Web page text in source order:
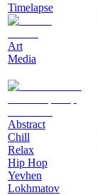
Timelapse
Art
Media
Abstract
Chill
Relax
Hip Hop
Yevhen
Lokhmatov